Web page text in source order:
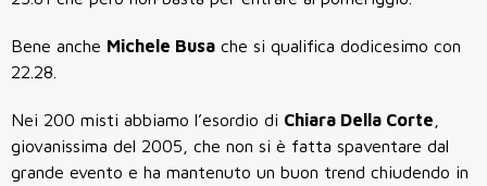
Bene anche Michele Busa che si qualifica dodicesimo con
22.28.
Nei 200 misti abbiamo l’esordio di Chiara Della Corte
giovanissima del 2005, che non si è fatta spaventare dal
grande evento e ha mantenuto un buon trend chiudendo in